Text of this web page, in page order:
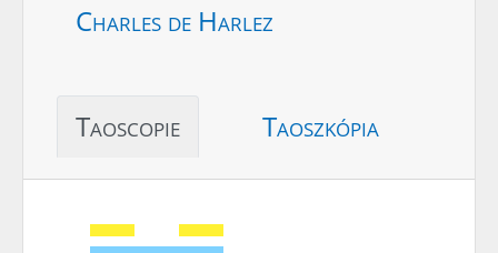
Charles de Harlez
Taoscopie Taoszkópia